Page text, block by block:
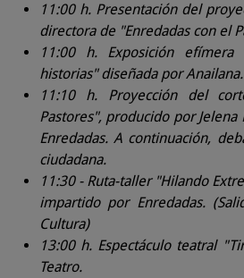
11:00 h. Presentación del
directora de "Enredadas con el
11:00 h. Exposición
historias" diseñada por Anailana.
11:10 h. Proyección del
Pastores", producido por Jelena
Enredadas. A continuación,
ciudadana.
11:30 - Ruta-taller "Hilando
impartido por Enredadas.
Cultura)
13:00 h. Espectáculo teatral
Teatro.